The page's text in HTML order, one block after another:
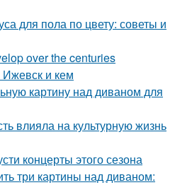
для пола по цвету: советы и
over the centuries
и кем
картину над диваном для
влияла на культурную жизнь
концерты этого сезона
три картины над диваном: